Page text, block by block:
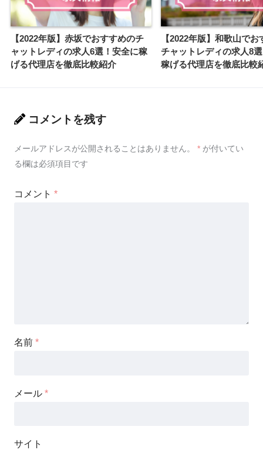
【2022年版】赤坂でおすすめのチ
ャットレディの求人6選！安全に稼
げる代理店を徹底比較紹介
【2022年版】和歌山でお
チャットレディの求人8
稼げる代理店を徹底比較
コメントを残す
メールアドレスが公開されることはありません。 * が付いてい
る欄は必須項目です
コメント *
名前 *
メール *
サイト